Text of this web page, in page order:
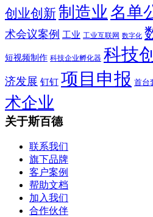
创业创新制造业 名单
术会议案例 工业 工业互联网 数字化
短视频制作 科技企业孵化器 科技
济发展 钉钉 项目申报 首台
术企业
关于斯百德
联系我们
旗下品牌
客户案例
帮助文档
加入我们
合作伙伴